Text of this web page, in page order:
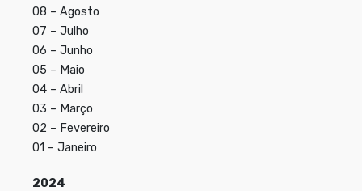
08 – Agosto
07 – Julho
06 – Junho
05 – Maio
04 – Abril
03 – Março
02 – Fevereiro
01 – Janeiro
2024